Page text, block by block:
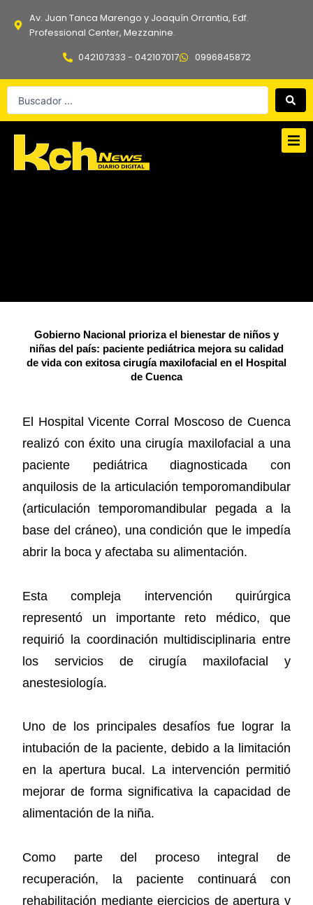
Av. Juan Tanca Marengo y Joaquín Orrantia, Edf.
Professional Center, Mezzanine.
042107333 - 042107017
0996845872
Search
Gobierno Nacional prioriza el bienestar de niños y
niñas del país: paciente pediátrica mejora su calidad
de vida con exitosa cirugía maxilofacial en el Hospital
de Cuenca
El Hospital Vicente Corral Moscoso de Cuenca
realizó con éxito una cirugía maxilofacial a una
paciente pediátrica diagnosticada con
anquilosis de la articulación temporomandibular
(articulación temporomandibular pegada a la
base del cráneo), una condición que le impedía
abrir la boca y afectaba su alimentación.
Esta compleja intervención quirúrgica
representó un importante reto médico, que
requirió la coordinación multidisciplinaria entre
los servicios de cirugía maxilofacial y
anestesiología.
Uno de los principales desafíos fue lograr la
intubación de la paciente, debido a la limitación
en la apertura bucal. La intervención permitió
mejorar de forma significativa la capacidad de
alimentación de la niña.
Como parte del proceso integral de
recuperación, la paciente continuará con
rehabilitación mediante ejercicios de apertura y